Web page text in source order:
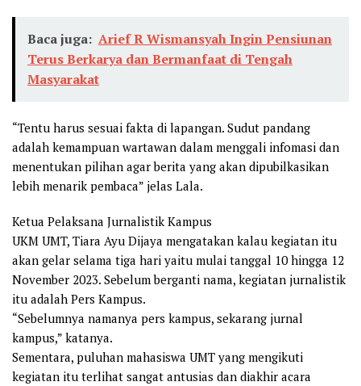
Baca juga: Arief R Wismansyah Ingin Pensiunan
Terus Berkarya dan Bermanfaat di Tengah
Masyarakat
“Tentu harus sesuai fakta di lapangan. Sudut pandang
adalah kemampuan wartawan dalam menggali infomasi dan
menentukan pilihan agar berita yang akan dipubilkasikan
lebih menarik pembaca” jelas Lala.
Ketua Pelaksana Jurnalistik Kampus
UKM UMT, Tiara Ayu Dijaya mengatakan kalau kegiatan itu
akan gelar selama tiga hari yaitu mulai tanggal 10 hingga 12
November 2023. Sebelum berganti nama, kegiatan jurnalistik
itu adalah Pers Kampus.
“Sebelumnya namanya pers kampus, sekarang jurnal
kampus,” katanya.
Sementara, puluhan mahasiswa UMT yang mengikuti
kegiatan itu terlihat sangat antusias dan diakhir acara